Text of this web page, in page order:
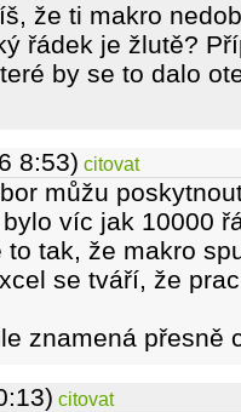
že ti makro
řádek je žlutě?
by se to dalo
8:53) citovat
můžu
víc jak 10000
to tak, že makro
se tváří, že
znamená přesně
citovat